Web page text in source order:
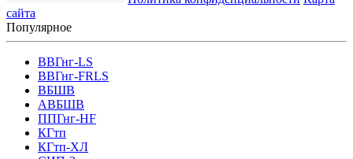
сайта
Популярное
ВВГнг-LS
ВВГнг-FRLS
ВБШВ
АВБШВ
ППГнг-HF
КГтп
КГтп-ХЛ